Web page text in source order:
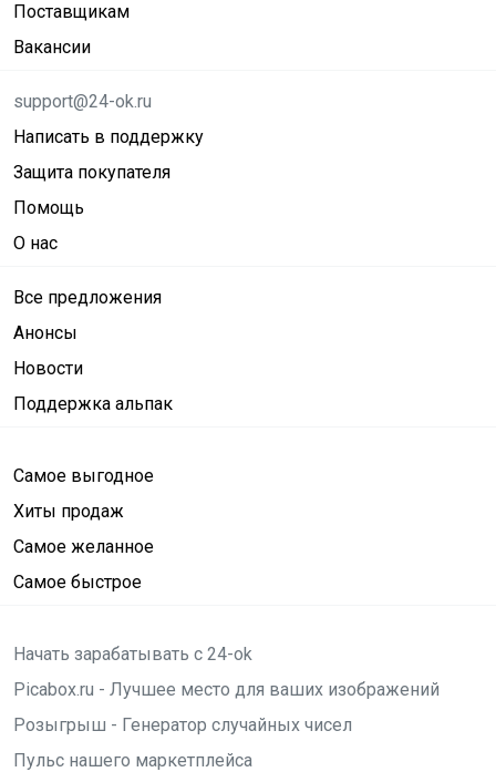
Поставщикам
Вакансии
support@24-ok.ru
Написать в поддержку
Защита покупателя
Помощь
О нас
Все предложения
Анонсы
Новости
Поддержка альпак
Самое выгодное
Хиты продаж
Самое желанное
Самое быстрое
Начать зарабатывать с 24-ok
Picabox.ru - Лучшее место для ваших изображений
Розыгрыш - Генератор случайных чисел
Пульс нашего маркетплейса